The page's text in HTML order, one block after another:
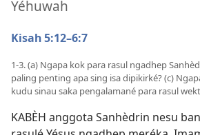
Yéhuwah
Kisah 5:12–6:7
1-3. (a) Ngapa kok para rasul ngadhep
paling penting apa sing isa dipikirké? (c)
kudu sinau saka pengalamané para rasul
KABÈH anggota Sanhèdrin nesu